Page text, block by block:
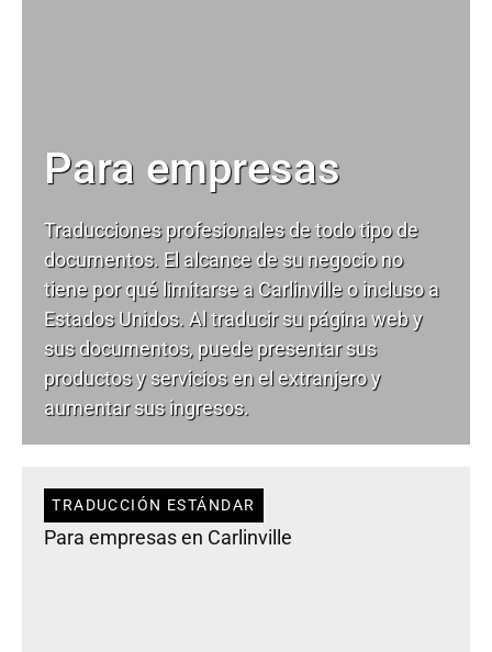
Para empresas
Traducciones profesionales de todo tipo de
documentos. El alcance de su negocio no
tiene por qué limitarse a Carlinville o incluso a
Estados Unidos. Al traducir su página web y
sus documentos, puede presentar sus
productos y servicios en el extranjero y
aumentar sus ingresos.
TRADUCCIÓN ESTÁNDAR
Para empresas en Carlinville